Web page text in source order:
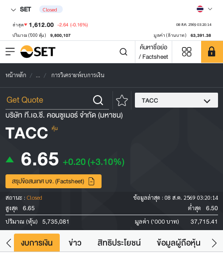
SET Closed
ล่าสุด 1,612.00 -2.64 (-0.16%) 08 ส.ค. 2569 03:20:14
ปริมาณ ('000 หุ้น) 9,800,107 มูลค่า (ล้านบาท) 63,391.38
ค้นหาชื่อย่อ
/ Factsheet
หน้าหลัก ... การวิเคราะห์งบการเงิน
TACC
บริษัท ที.เอ.ซี. คอนซูเมอร์ จำกัด (มหาชน)
TACC หุ้น
6.65 +0.20(+3.10%)
สรุปข้อสนเทศ บจ. (Factsheet)
สถานะ : Closed ข้อมูลล่าสุด : 08 ส.ค. 2569 03:20:14
สูงสุด
6.65 ต่ำสุด 6.50
ปริมาณ (หุ้น) 5,735,081 มูลค่า ('000 บาท) 37,715.41
งบการเงิน ข่าว สิทธิประโยชน์ ข้อมูลผู้ถือหุ้น